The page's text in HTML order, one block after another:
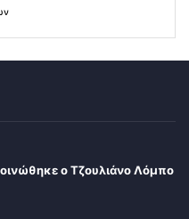
ο Τζουλιάνο Λόμπο